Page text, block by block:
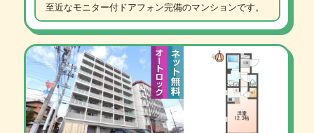
至近なモニター付ドアフォン完備のマンションです。